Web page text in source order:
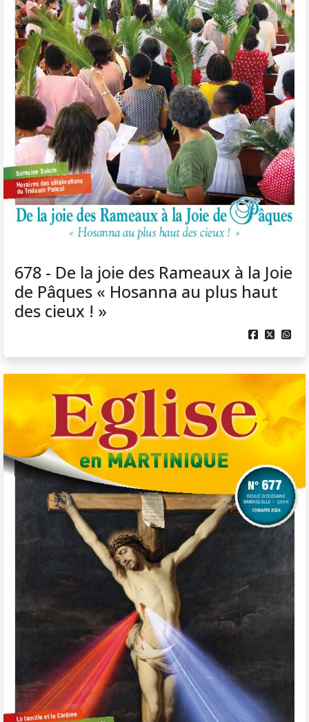
678 - De la joie des Rameaux à la Joie
de Pâques « Hosanna au plus haut
des cieux ! »
  